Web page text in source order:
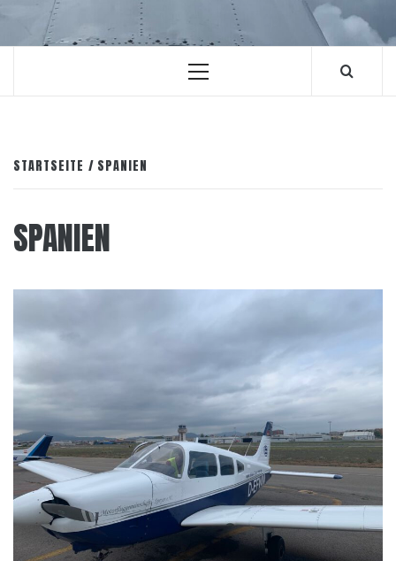
Primäres
STARTSEITE SPANIEN
SPANIEN